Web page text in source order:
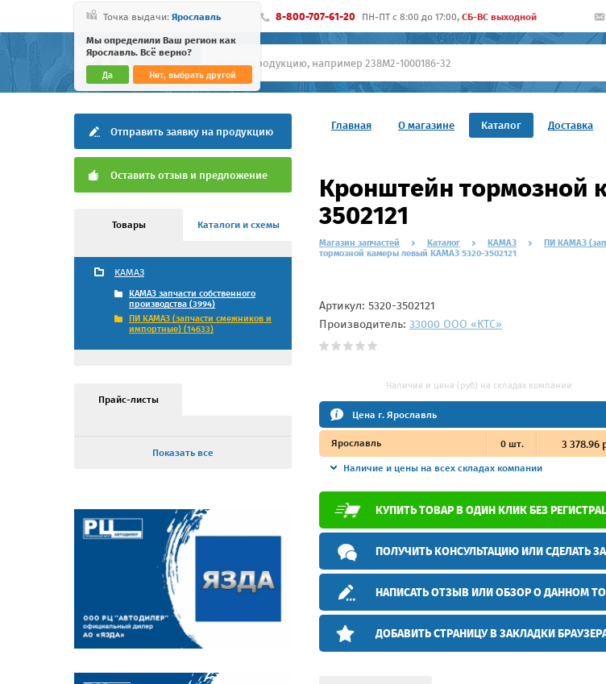
Точка выдачи: Ярославль
Мы определили Ваш регион как
Ярославль. Всё верно?
Да Нет, выбрать другой
8-800-707-61-20 ПН-ПТ c 8:00 до 17:00, СБ-ВС выходной
Главная О магазине Каталог Доставка
Отправить заявку на продукцию
Оставить отзыв и предложение
Товары Каталоги и схемы
КАМАЗ
КАМАЗ запчасти собственного
производства (3994)
ПИ КАМАЗ (запчасти смежников и
импортные) (14633)
Прайс-листы
Показать все
Кронштейн тормозной
3502121
Магазин запчастей Каталог КАМАЗ ПИ КАМАЗ
тормозной камеры левый КАМАЗ 5320-3502121
Артикул: 5320-3502121
Производитель: 33000 ООО «КТС»
Наличие и цена (руб) на складах компании
Цена г. Ярославль
Ярославль 0шт. 3 378.96
Наличие и цены на всех складах компании
КУПИТЬ ТОВАР В ОДИН КЛИК БЕЗ
ПОЛУЧИТЬ КОНСУЛЬТАЦИЮ ИЛИ СДЕЛАТЬ
НАПИСАТЬ ОТЗЫВ ИЛИ ОБЗОР О ДАННОМ
ДОБАВИТЬ СТРАНИЦУ В ЗАКЛАДКИ